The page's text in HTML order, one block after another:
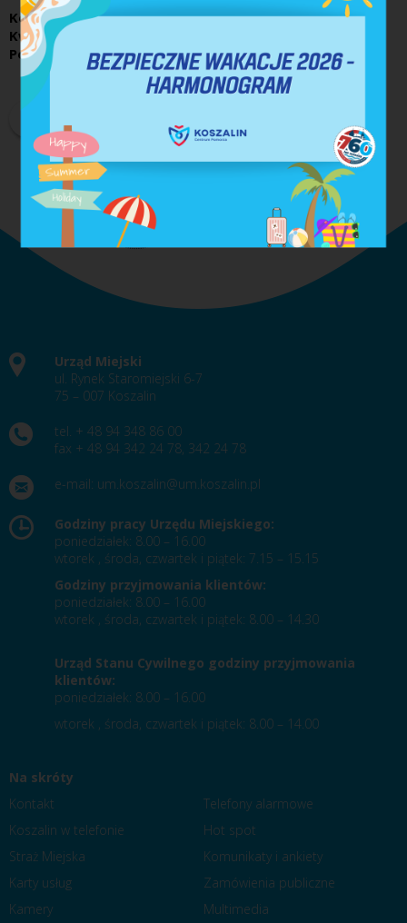
Koszt całkowity inwestycji:925 680 zł
Kwota dofinansowania:
Poziom dofinansowania:95,00%
Urząd Miejski
ul. Rynek Staromiejski 6-7
75 – 007 Koszalin
tel. + 48 94 348 86 00
fax + 48 94 342 24 78, 342 24 78
e-mail: um.koszalin@um.koszalin.pl
Godziny pracy Urzędu Miejskiego:
poniedziałek: 8.00 – 16.00
wtorek , środa, czwartek i piątek: 7.15 – 15.15
Godziny przyjmowania klientów:
poniedziałek: 8.00 – 16.00
wtorek , środa, czwartek i piątek: 8.00 – 14.30
Urząd Stanu Cywilnego godziny przyjmowania
klientów:
poniedziałek: 8.00 – 16.00
wtorek , środa, czwartek i piątek: 8.00 – 14.00
Na skróty
Kontakt
Telefony alarmowe
Koszalin w telefonie
Hot spot
Straż Miejska
Komunikaty i ankiety
Karty usług
Zamówienia publiczne
Kamery
Multimedia